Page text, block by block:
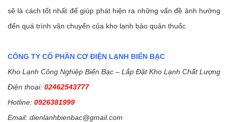
sẽ là cách tốt nhất để giúp phát hiện ra những vấn đề ảnh hưởng
đến quá trình vận chuyển của kho lạnh bảo quản thuốc
CÔNG TY CỔ PHẦN CƠ ĐIỆN LẠNH BIỂN BẠC
Kho Lạnh Công Nghiệp Biển Bạc – Lắp Đặt Kho Lạnh Chất Lượng
Điện thoại: 02462543777
Hotline: 0926381999
Email: dienlanhbienbac@gmail.com